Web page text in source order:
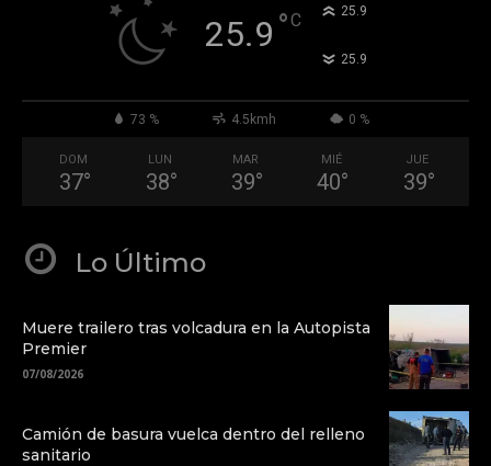
25.9 °C 25.9
25.9
73 % 4.5kmh 0 %
DOM
37°
LUN
38°
MAR
39°
MIÉ
40°
JUE
39°
Lo Último
Muere trailero tras volcadura en la Autopista
Premier
07/08/2026
Camión de basura vuelca dentro del relleno
sanitario